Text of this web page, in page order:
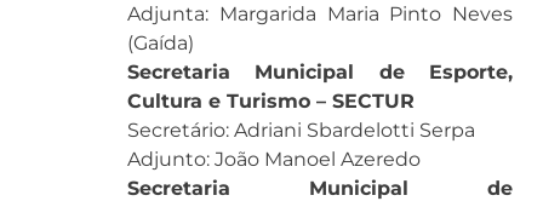
Adjunta: Margarida Maria Pinto Neves
(Gaída)
Secretaria Municipal de Esporte,
Cultura e Turismo – SECTUR
Secretário: Adriani Sbardelotti Serpa
Adjunto: João Manoel Azeredo
Secretaria Municipal de